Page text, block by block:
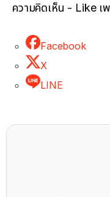
ความคิดเห็น - Like
Facebook
X
LINE